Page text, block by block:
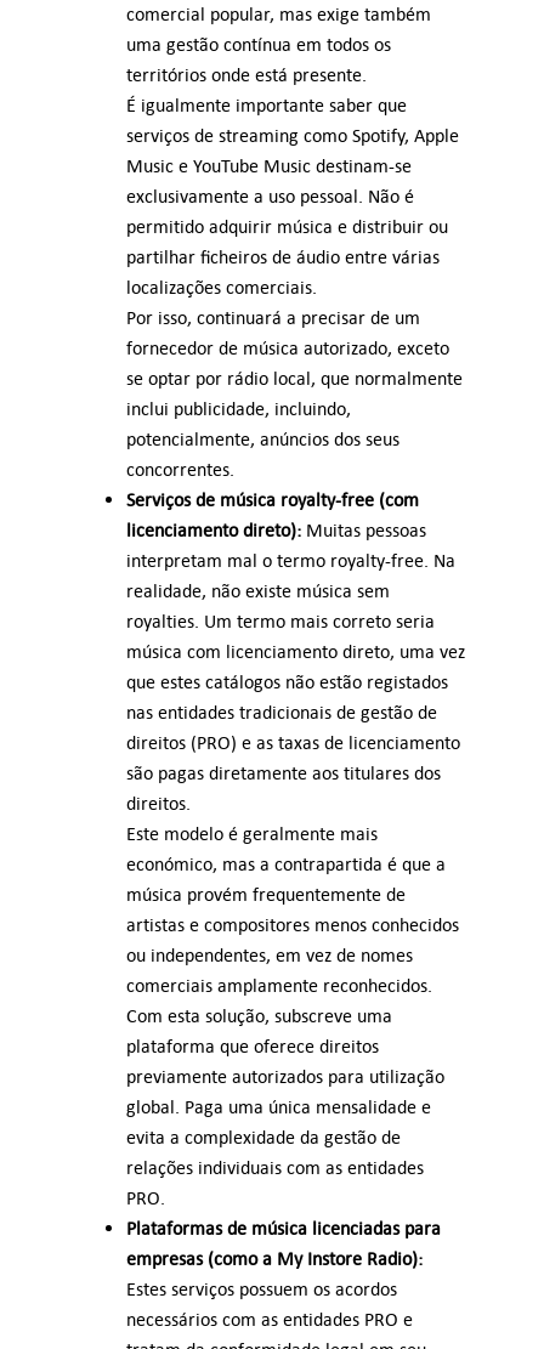
comercial popular, mas exige também
uma gestão contínua em todos os
territórios onde está presente.
É igualmente importante saber que
serviços de streaming como Spotify, Apple
Music e YouTube Music destinam-se
exclusivamente a uso pessoal. Não é
permitido adquirir música e distribuir ou
partilhar ficheiros de áudio entre várias
localizações comerciais.
Por isso, continuará a precisar de um
fornecedor de música autorizado, exceto
se optar por rádio local, que normalmente
inclui publicidade, incluindo,
potencialmente, anúncios dos seus
concorrentes.
Serviços de música royalty-free (com
licenciamento direto): Muitas pessoas
interpretam mal o termo royalty-free. Na
realidade, não existe música sem
royalties. Um termo mais correto seria
música com licenciamento direto, uma vez
que estes catálogos não estão registados
nas entidades tradicionais de gestão de
direitos (PRO) e as taxas de licenciamento
são pagas diretamente aos titulares dos
direitos.
Este modelo é geralmente mais
económico, mas a contrapartida é que a
música provém frequentemente de
artistas e compositores menos conhecidos
ou independentes, em vez de nomes
comerciais amplamente reconhecidos.
Com esta solução, subscreve uma
plataforma que oferece direitos
previamente autorizados para utilização
global. Paga uma única mensalidade e
evita a complexidade da gestão de
relações individuais com as entidades
PRO.
Plataformas de música licenciadas para
empresas (como a My Instore Radio):
Estes serviços possuem os acordos
necessários com as entidades PRO e